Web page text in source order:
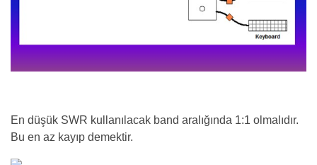
En düşük SWR kullanılacak band aralığında 1:1 olmalıdır.
Bu en az kayıp demektir.